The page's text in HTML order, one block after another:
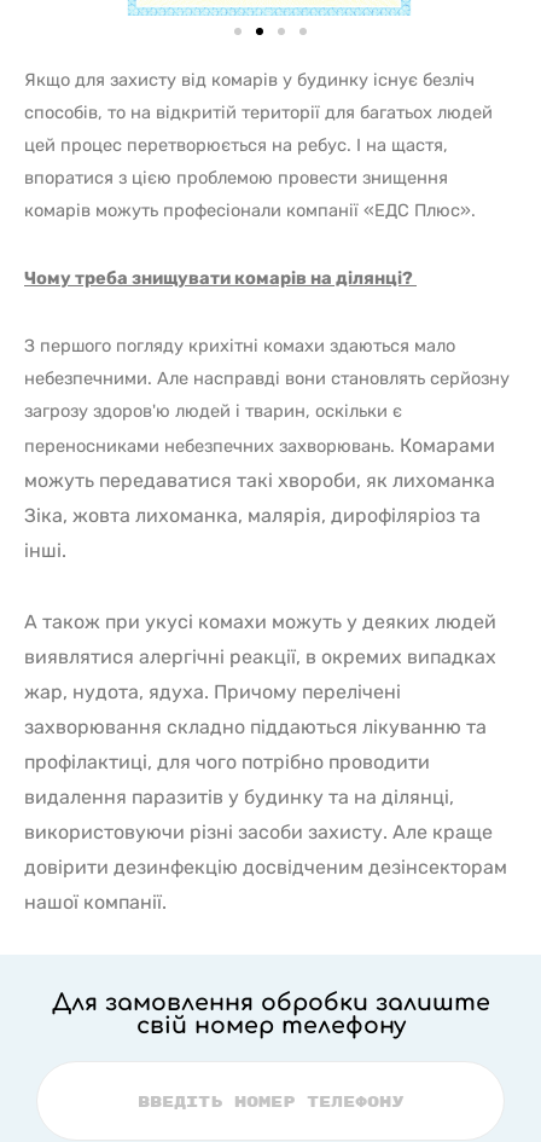
Якщо для захисту від комарів у будинку існує безліч
способів, то на відкритій території для багатьох людей
цей процес перетворюється на ребус. І на щастя,
впоратися з цією проблемою провести знищення
комарів можуть професіонали компанії «ЕДС Плюс».
Чому треба знищувати комарів на ділянці?
З першого погляду крихітні комахи здаються мало
небезпечними. Але насправді вони становлять серйозну
загрозу здоров'ю людей і тварин, оскільки є
переносниками небезпечних захворювань. Комарами
можуть передаватися такі хвороби, як лихоманка
Зіка, жовта лихоманка, малярія, дирофіляріоз та
інші.
А також при укусі комахи можуть у деяких людей
виявлятися алергічні реакції, в окремих випадках
жар, нудота, ядуха. Причому перелічені
захворювання складно піддаються лікуванню та
профілактиці, для чого потрібно проводити
видалення паразитів у будинку та на ділянці,
використовуючи різні засоби захисту. Але краще
довірити дезинфекцію досвідченим дезінсекторам
нашої компанії.
Для замовлення обробки залиште
свій номер телефону